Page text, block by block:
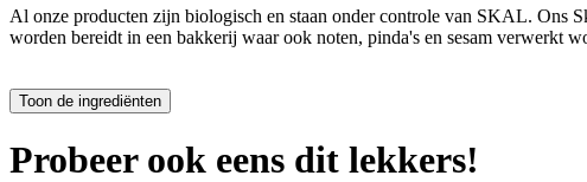
Al onze producten zijn biologisch en staan onder controle van SKAL. Ons
worden bereidt in een bakkerij waar ook noten, pinda's en sesam verwerkt
Probeer ook eens dit lekkers!